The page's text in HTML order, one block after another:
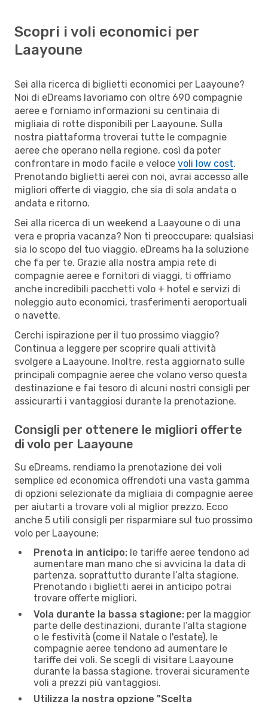
Scopri i voli economici per
Laayoune
Sei alla ricerca di biglietti economici per Laayoune?
Noi di eDreams lavoriamo con oltre 690 compagnie
aeree e forniamo informazioni su centinaia di
migliaia di rotte disponibili per Laayoune. Sulla
nostra piattaforma troverai tutte le compagnie
aeree che operano nella regione, così da poter
confrontare in modo facile e veloce voli low cost.
Prenotando biglietti aerei con noi, avrai accesso alle
migliori offerte di viaggio, che sia di sola andata o
andata e ritorno.
Sei alla ricerca di un weekend a Laayoune o di una
vera e propria vacanza? Non ti preoccupare: qualsiasi
sia lo scopo del tuo viaggio, eDreams ha la soluzione
che fa per te. Grazie alla nostra ampia rete di
compagnie aeree e fornitori di viaggi, ti offriamo
anche incredibili pacchetti volo + hotel e servizi di
noleggio auto economici, trasferimenti aeroportuali
o navette.
Cerchi ispirazione per il tuo prossimo viaggio?
Continua a leggere per scoprire quali attività
svolgere a Laayoune. Inoltre, resta aggiornato sulle
principali compagnie aeree che volano verso questa
destinazione e fai tesoro di alcuni nostri consigli per
assicurarti i vantaggiosi durante la prenotazione.
Consigli per ottenere le migliori offerte
di volo per Laayoune
Su eDreams, rendiamo la prenotazione dei voli
semplice ed economica offrendoti una vasta gamma
di opzioni selezionate da migliaia di compagnie aeree
per aiutarti a trovare voli al miglior prezzo. Ecco
anche 5 utili consigli per risparmiare sul tuo prossimo
volo per Laayoune:
Prenota in anticipo: le tariffe aeree tendono ad
aumentare man mano che si avvicina la data di
partenza, soprattutto durante l’alta stagione.
Prenotando i biglietti aerei in anticipo potrai
trovare offerte migliori.
Vola durante la bassa stagione: per la maggior
parte delle destinazioni, durante l’alta stagione
o le festività (come il Natale o l'estate), le
compagnie aeree tendono ad aumentare le
tariffe dei voli. Se scegli di visitare Laayoune
durante la bassa stagione, troverai sicuramente
voli a prezzi più vantaggiosi.
Utilizza la nostra opzione "Scelta